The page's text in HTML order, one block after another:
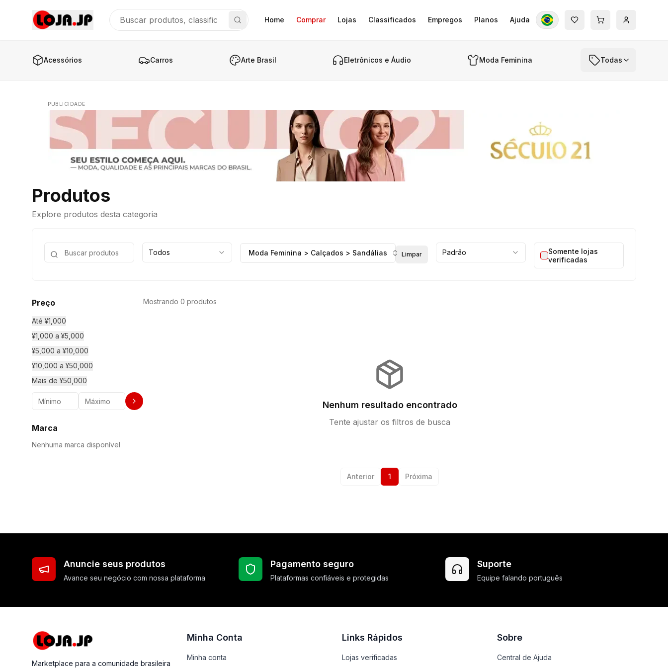
Home Comprar Lojas Classificados Empregos Planos Ajuda
Acessórios Carros Arte Brasil Eletrônicos e Áudio Moda Feminina Todas
PUBLICIDADE
Produtos
Explore produtos desta categoria
Todos Moda Feminina > Calçados > Sandálias Limpar Padrão
Somente lojas
verificadas
Preço
Até ¥1,000
¥1,000 a ¥5,000
¥5,000 a ¥10,000
¥10,000 a ¥50,000
Mais de ¥50,000
Marca
Nenhuma marca disponível
Mostrando 0 produtos
Nenhum resultado encontrado
Tente ajustar os filtros de busca
Anterior 1 Próxima
Anuncie seus produtos
Avance seu negócio com nossa plataforma
Pagamento seguro
Plataformas confiáveis e protegidas
Suporte
Equipe falando português
Marketplace para a comunidade brasileira
Minha Conta
Minha conta
Links Rápidos
Lojas verificadas
Sobre
Central de Ajuda